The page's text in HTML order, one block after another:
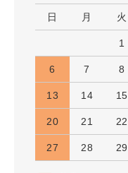
日 月 火
1
6 7 8
13 14 15
20 21 22
27 28 29